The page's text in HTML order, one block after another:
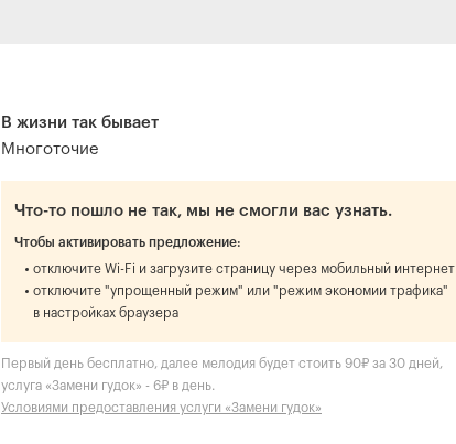
В жизни так бывает
Многоточие
Что-то пошло не так, мы не смогли вас узнать.
Чтобы активировать предложение:
отключите Wi-Fi и загрузите страницу через мобильный интернет
отключите "упрощенный режим" или "режим экономии трафика"
в настройках браузера
Первый день бесплатно, далее мелодия будет стоить 90₽ за 30 дней,
услуга «Замени гудок» - 6₽ в день.
Условиями предоставления услуги «Замени гудок»